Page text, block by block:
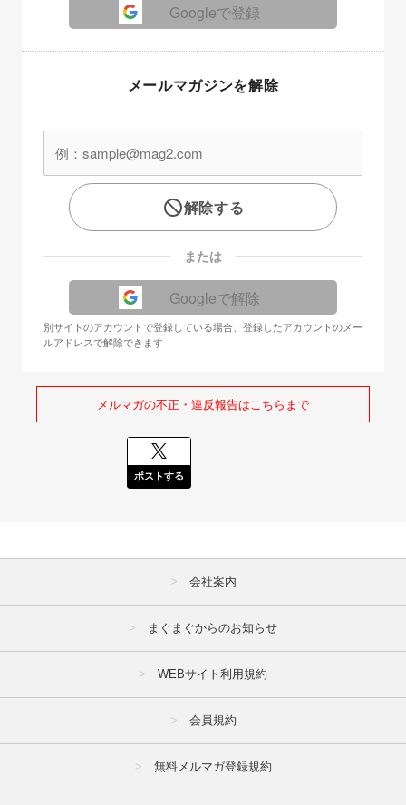
Googleで登録
メールマガジンを解除
解除する
または
Googleで解除
別サイトのアカウントで登録している場合、登録したアカウントのメー
ルアドレスで解除できます
メルマガの不正・違反報告はこちらまで
ポストする
会社案内
まぐまぐからのお知らせ
WEBサイト利用規約
会員規約
無料メルマガ登録規約